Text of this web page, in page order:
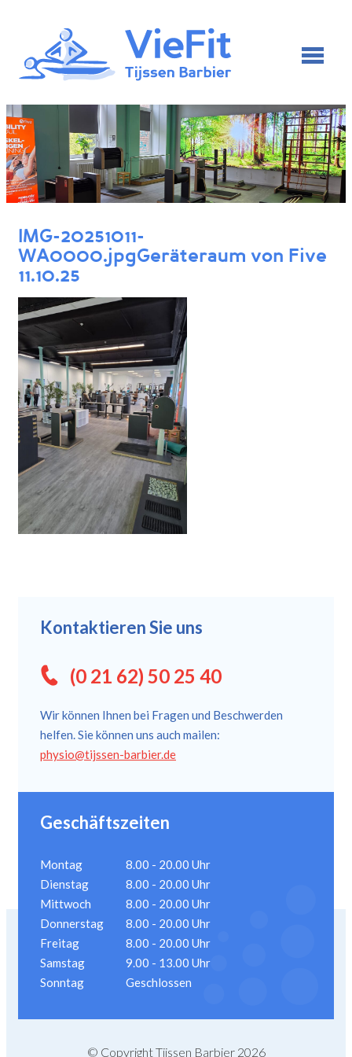
IMG-20251011-
WA0000.jpgGeräteraum von Five
11.10.25
Kontaktieren Sie uns
(0 21 62) 50 25 40
Wir können Ihnen bei Fragen und Beschwerden
helfen. Sie können uns auch mailen:
physio@tijssen-barbier.de
Geschäftszeiten
Montag
8.00 - 20.00 Uhr
Dienstag
8.00 - 20.00 Uhr
Mittwoch
8.00 - 20.00 Uhr
Donnerstag
8.00 - 20.00 Uhr
Freitag
8.00 - 20.00 Uhr
Samstag
9.00 - 13.00 Uhr
Sonntag
Geschlossen
© Copyright Tijssen Barbier 2026